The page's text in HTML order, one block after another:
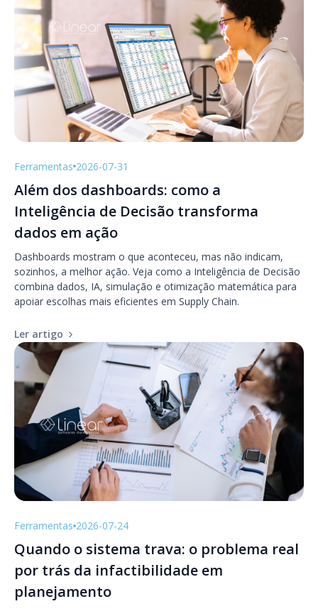
Ferramentas 2026-07-31
Além dos dashboards: como a
Inteligência de Decisão transforma
dados em ação
Dashboards mostram o que aconteceu, mas não indicam,
sozinhos, a melhor ação. Veja como a Inteligência de Decisão
combina dados, IA, simulação e otimização matemática para
apoiar escolhas mais eficientes em Supply Chain.
Ler artigo
Ferramentas 2026-07-24
Quando o sistema trava: o problema real
por trás da infactibilidade em
planejamento